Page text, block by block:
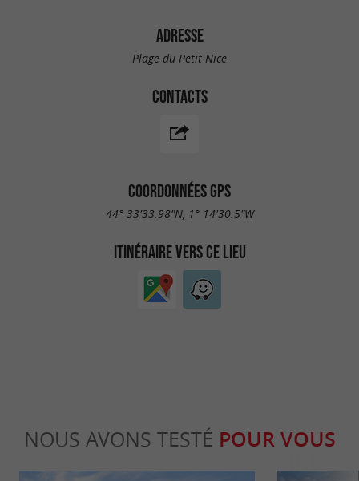
ADRESSE
Plage du Petit Nice
CONTACTS
COORDONNÉES GPS
44° 33'33.98"N, 1° 14'30.5"W
ITINÉRAIRE VERS CE LIEU
NOUS AVONS TESTÉ POUR VOUS